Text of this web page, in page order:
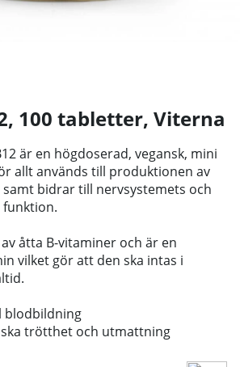
100 tabletter, Viterna
är en högdoserad, vegansk, mini
allt används till produktionen av
bidrar till nervsystemets och
åtta B-vitaminer och är en
vilket gör att den ska intas i
blodbildning
trötthet och utmattning